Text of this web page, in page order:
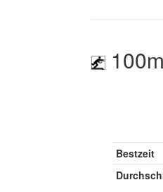
Bestzeit